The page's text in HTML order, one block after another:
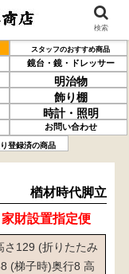
スタッフのおすすめ商品
鏡台・鏡・ドレッサー
明治物
飾り棚
時計・照明
お問い合わせ
登録済の商品
楢材時代脚立
財設置指定便
さ129 (折りたたみ
(梯子時)奥行8 高
検索